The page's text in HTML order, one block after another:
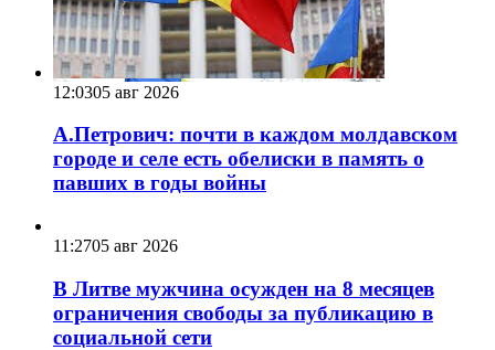
12:0305 авг 2026
А.Петрович: почти в каждом молдавском
городе и селе есть обелиски в память о
павших в годы войны
11:2705 авг 2026
В Литве мужчина осужден на 8 месяцев
ограничения свободы за публикацию в
социальной сети